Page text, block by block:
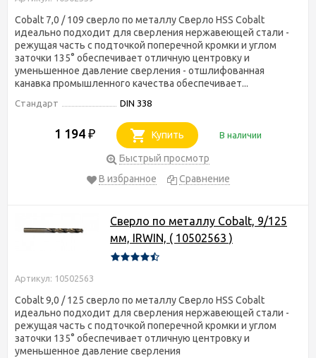
Cobalt 7,0 / 109 сверло по металлу Сверло HSS Cobalt
идеально подходит для сверления нержавеющей стали -
режущая часть с подточкой поперечной кромки и углом
заточки 135° обеспечивает отличную центровку и
уменьшенное давление сверления - отшлифованная
канавка промышленного качества обеспечивает...
Стандарт DIN 338
1 194 ₽ Купить В наличии
Быстрый просмотр
В избранное
Сравнение
Сверло по металлу Cobalt, 9/125
мм, IRWIN, ( 10502563 )
Артикул: 10502563
Cobalt 9,0 / 125 сверло по металлу Сверло HSS Cobalt
идеально подходит для сверления нержавеющей стали -
режущая часть с подточкой поперечной кромки и углом
заточки 135° обеспечивает отличную центровку и
уменьшенное давление сверления